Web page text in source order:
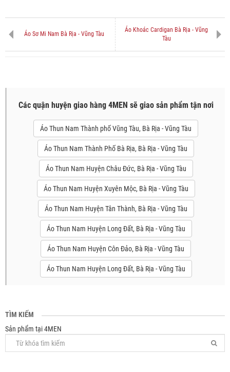
Áo Sơ Mi Nam Bà Rịa - Vũng Tàu
Áo Khoác Cardigan Bà Rịa - Vũng
Tàu
Các quận huyện giao hàng 4MEN sẽ giao sản phẩm tận nơi
Áo Thun Nam Thành phố Vũng Tàu, Bà Rịa - Vũng Tàu
Áo Thun Nam Thành Phố Bà Rịa, Bà Rịa - Vũng Tàu
Áo Thun Nam Huyện Châu Đức, Bà Rịa - Vũng Tàu
Áo Thun Nam Huyện Xuyên Mộc, Bà Rịa - Vũng Tàu
Áo Thun Nam Huyện Tân Thành, Bà Rịa - Vũng Tàu
Áo Thun Nam Huyện Long Đất, Bà Rịa - Vũng Tàu
Áo Thun Nam Huyện Côn Đảo, Bà Rịa - Vũng Tàu
Áo Thun Nam Huyện Long Đất, Bà Rịa - Vũng Tàu
TÌM KIẾM
Sản phẩm tại 4MEN